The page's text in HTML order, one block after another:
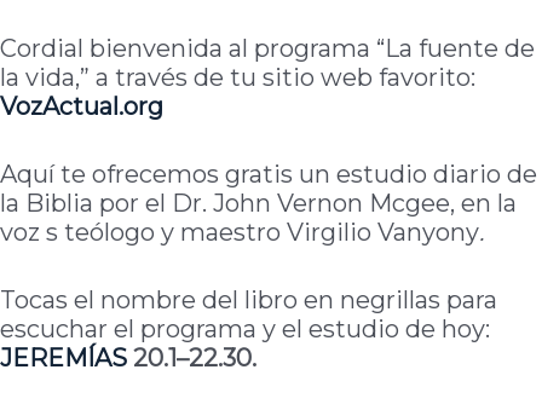
Cordial bienvenida al programa “La fuente de
la vida,” a través de tu sitio web favorito:
VozActual.org
Aquí te ofrecemos gratis un estudio diario de
la Biblia por el Dr. John Vernon Mcgee, en la
voz s teólogo y maestro Virgilio Vanyony.
Tocas el nombre del libro en negrillas para
escuchar el programa y el estudio de hoy:
JEREMÍAS 20.1–22.30.